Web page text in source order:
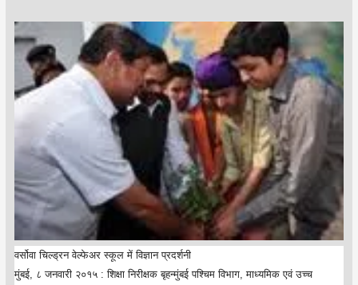
वर्सोवा चिल्ड्रन वेल्फेअर स्कूल में विज्ञान प्रदर्शनी
मुंबई, ८ जनवारी २०१५ : शिक्षा निरीक्षक बृहन्मुंबई पश्चिम विभाग, माध्यमिक एवं उच्च